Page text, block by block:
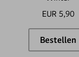
EUR 5,90
Bestellen
ELO